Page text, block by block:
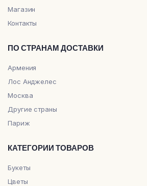
Магазин
Контакты
ПО СТРАНАМ ДОСТАВКИ
Армения
Лос Анджелес
Москва
Другие страны
Париж
КАТЕГОРИИ ТОВАРОВ
Букеты
Цветы